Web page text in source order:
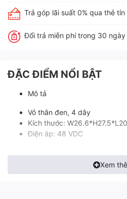
Trả góp lãi suất 0% qua thẻ
Đổi trả miễn phí trong 30 ngày
ĐẶC ĐIỂM NỔI BẬT
Mô tả
Vỏ thân đen, 4 dây
Kích thước:
Điện áp: 48 VDC
Xem